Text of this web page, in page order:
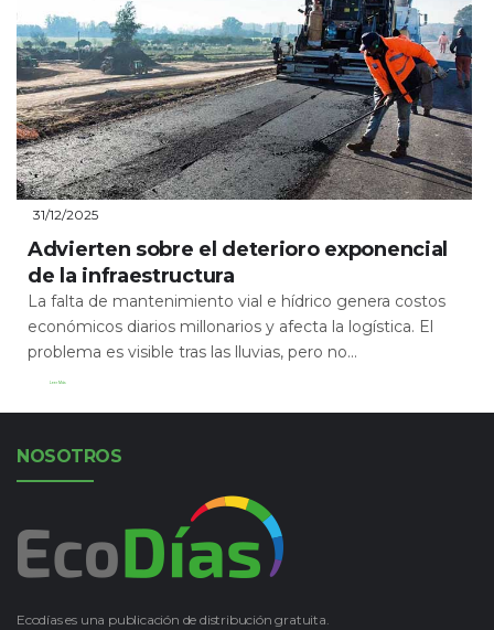
31/12/2025
Advierten sobre el deterioro exponencial
de la infraestructura
La falta de mantenimiento vial e hídrico genera costos
económicos diarios millonarios y afecta la logística. El
problema es visible tras las lluvias, pero no...
Leer Más
NOSOTROS
Ecodías es una publicación de distribución gratuita.